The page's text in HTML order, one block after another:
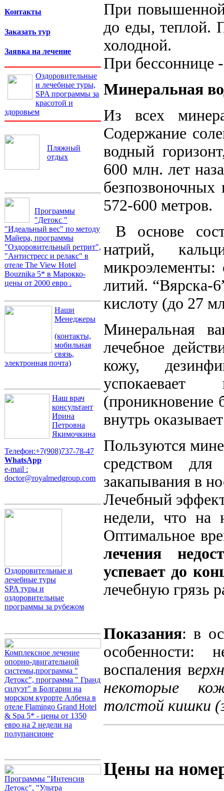
Контакты
Заказать тур
Заявка на лечение
Оздоровительные
и лечебные туры,
SPA программы за
красотой и
здоровьем
Пляжный
отдых
Программы
"Детокс "
"Идеальный вес" по методу
Майера, программы
"Оздоровительный ретрит",
"Антистресс и релакс" в
отеле The View Hotel
Bouznika 5* в Марокко-
цены от 2000 евро .
Наши
Менеджеры
(контакты,
мобильная
связь,
электронная почта)
Наш врач
консультант
Ирина
Петровна
Якимочкина
Телефон:+7(908)737-78-47
WhatsApp
e-mail :
doctor@royalmedgroup.com
Оздоровительные и
лечебные туры
SPA туры и
оздоровительные
программы за рубежом
Комплексное лечение
опорно-двигательной
системы,программа "
Детокс", программа " Гранд
силуэт" в Болгарии на
морском курорте Албена в
отеле Flamingo Grand Hotel
& Spa 5* - цены от 1350
евро на 2 недели на
полупансионе
Программы "Интенсив
Детокс", "Ультра
При
до еды, теплой.
холодной.
При бессоннице
Минеральная
Из всех
Содержание
водный
600 млн. лет
572-600 метров.
В основе
натрий,
микроэлементы:
литий. “Вярска-
кислоту (до 27
Минеральная
лечебное
кожу,
(проникновение
внутрь
Пользуются
средством
закапывания в
Лечебный
недели, что на
Оптимальное
лечения
успевает до
лечебную грязь
Показания: в
особенности:
воспаления в
некоторые
толстой кишки
Цены на